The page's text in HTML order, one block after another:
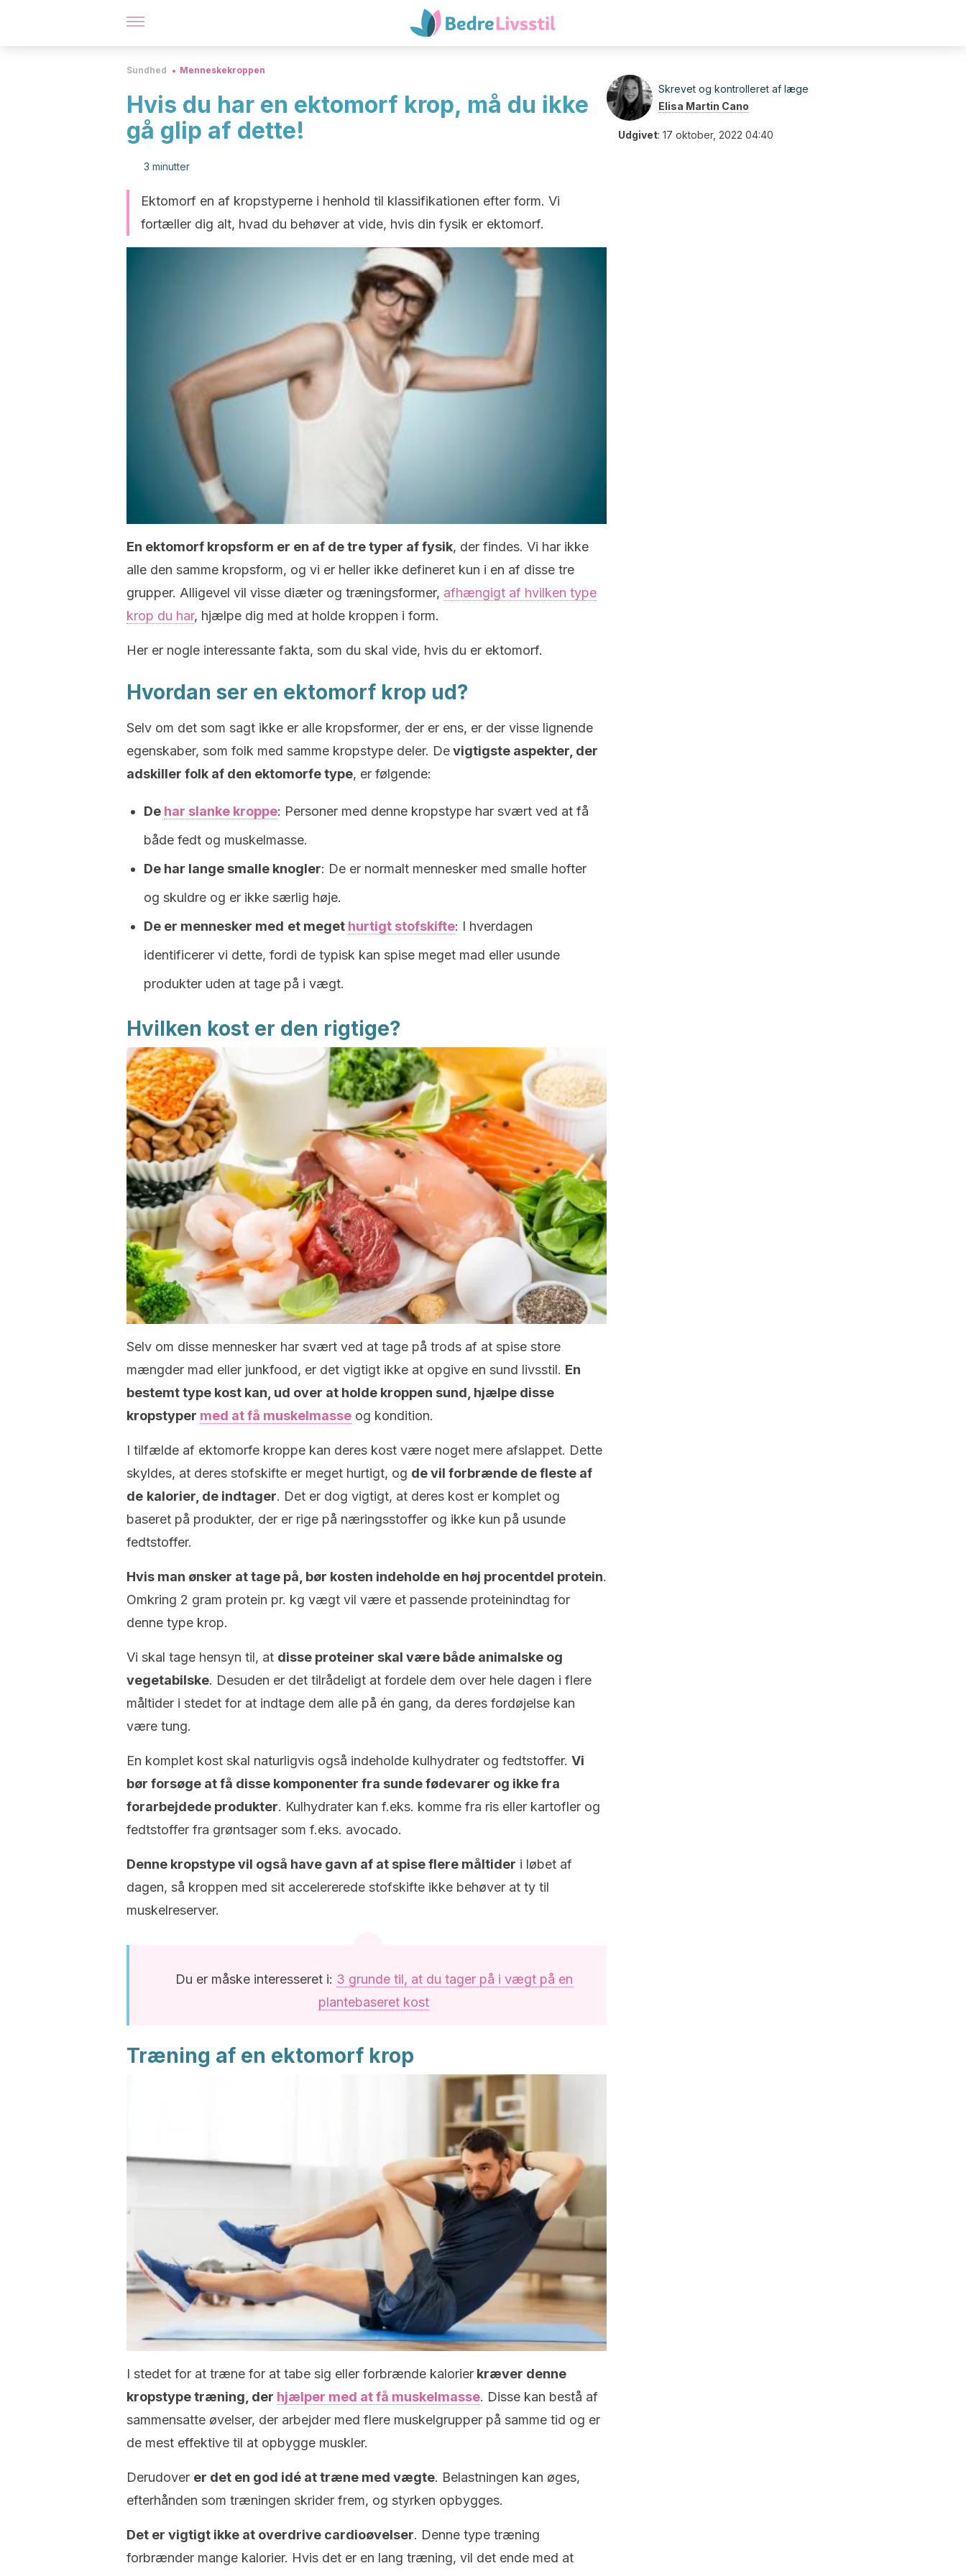
Sundhed Menneskekroppen
Hvis du har en ektomorf krop, må du ikke
gå glip af dette!
3 minutter
Ektomorf en af kropstyperne i henhold til klassifikationen efter form. Vi
fortæller dig alt, hvad du behøver at vide, hvis din fysik er ektomorf.
En ektomorf kropsform er en af de tre typer af fysik, der findes. Vi har ikke
alle den samme kropsform, og vi er heller ikke defineret kun i en af disse tre
grupper. Alligevel vil visse diæter og træningsformer, afhængigt af hvilken type
krop du har, hjælpe dig med at holde kroppen i form.
Her er nogle interessante fakta, som du skal vide, hvis du er ektomorf.
Hvordan ser en ektomorf krop ud?
Selv om det som sagt ikke er alle kropsformer, der er ens, er der visse lignende
egenskaber, som folk med samme kropstype deler. Devigtigste aspekter, der
adskiller folk af den ektomorfe type, er følgende:
De har slanke kroppe: Personer med denne kropstype har svært ved at få
både fedt og muskelmasse.
De har lange smalle knogler: De er normalt mennesker med smalle hofter
og skuldre og er ikke særlig høje.
De er mennesker med et meget hurtigt stofskifte: I hverdagen
identificerer vi dette, fordi de typisk kan spise meget mad eller usunde
produkter uden at tage på i vægt.
Hvilken kost er den rigtige?
Selv om disse mennesker har svært ved at tage på trods af at spise store
mængder mad eller junkfood, er det vigtigt ikke at opgive en sund livsstil. En
bestemt type kost kan, ud over at holde kroppen sund, hjælpe disse
kropstyper med at få muskelmasse og kondition.
I tilfælde af ektomorfe kroppe kan deres kost være noget mere afslappet. Dette
skyldes, at deres stofskifte er meget hurtigt, og de vil forbrænde de fleste af
de kalorier, de indtager. Det er dog vigtigt, at deres kost er komplet og
baseret på produkter, der er rige på næringsstoffer og ikke kun på usunde
fedtstoffer.
Hvis man ønsker at tage på, bør kosten indeholde en høj procentdel protein.
Omkring 2 gram protein pr. kg vægt vil være et passende proteinindtag for
denne type krop.
Vi skal tage hensyn til, at disse proteiner skal være både animalske og
vegetabilske. Desuden er det tilrådeligt at fordele dem over hele dagen i flere
måltider i stedet for at indtage dem alle på én gang, da deres fordøjelse kan
være tung.
En komplet kost skal naturligvis også indeholde kulhydrater og fedtstoffer. Vi
bør forsøge at få disse komponenter fra sunde fødevarer og ikke fra
forarbejdede produkter. Kulhydrater kan f.eks. komme fra ris eller kartofler og
fedtstoffer fra grøntsager som f.eks. avocado.
Denne kropstype vil også have gavn af at spise flere måltider i løbet af
dagen, så kroppen med sit accelererede stofskifte ikke behøver at ty til
muskelreserver.
Du er måske interesseret i: 3 grunde til, at du tager på i vægt på en
plantebaseret kost
Træning af en ektomorf krop
I stedet for at træne for at tabe sig eller forbrænde kalorier kræver denne
kropstype træning, der hjælper med at få muskelmasse. Disse kan bestå af
sammensatte øvelser, der arbejder med flere muskelgrupper på samme tid og er
de mest effektive til at opbygge muskler.
Derudover er det en god idé at træne med vægte. Belastningen kan øges,
efterhånden som træningen skrider frem, og styrken opbygges.
Det er vigtigt ikke at overdrive cardioøvelser. Denne type træning
forbrænder mange kalorier. Hvis det er en lang træning, vil det ende med at
Skrevet og kontrolleret af læge
Elisa Martin Cano
Udgivet: 17 oktober, 2022 04:40